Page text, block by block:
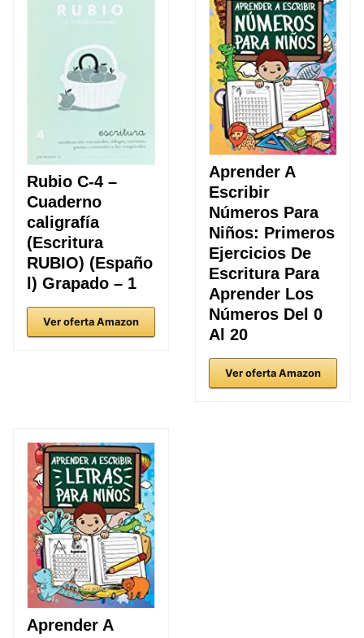
Rubio C-4 –
Cuaderno
caligrafía
(Escritura
RUBIO) (Españo
l) Grapado – 1
Ver oferta Amazon
Aprender A
Escribir
Números Para
Niños: Primeros
Ejercicios De
Escritura Para
Aprender Los
Números Del 0
Al 20
Ver oferta Amazon
Aprender A